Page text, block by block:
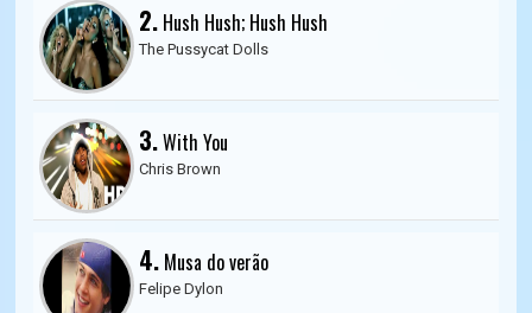
2. Hush Hush; Hush Hush
The Pussycat Dolls
3.With You
Chris Brown
4. Musa do verão
Felipe Dylon